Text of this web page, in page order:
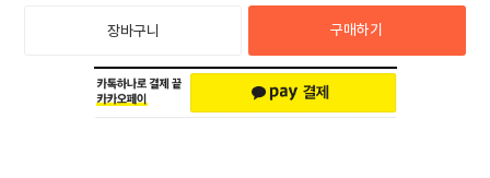
장바구니 구매하기